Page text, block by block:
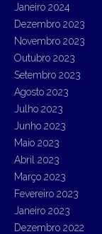
Janeiro 2024
Dezembro 2023
Novembro 2023
Outubro 2023
Setembro 2023
Agosto 2023
Julho 2023
Junho 2023
Maio 2023
Abril 2023
Março 2023
Fevereiro 2023
Janeiro 2023
Dezembro 2022